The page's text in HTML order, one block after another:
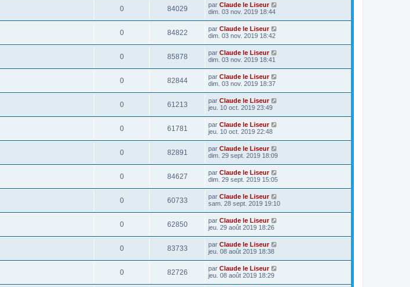
0 84029 par Claude le Liseur
dim. 03 nov. 2019 18:44
0 84822 par Claude le Liseur
dim. 03 nov. 2019 18:42
0 85878 par Claude le Liseur
dim. 03 nov. 2019 18:41
0 82844 par Claude le Liseur
dim. 03 nov. 2019 18:37
0 61213 par Claude le Liseur
jeu. 10 oct. 2019 23:49
0 61781 par Claude le Liseur
jeu. 10 oct. 2019 22:48
0 82891 par Claude le Liseur
dim. 29 sept. 2019 18:09
0 84627 par Claude le Liseur
dim. 29 sept. 2019 15:05
0 60733 par Claude le Liseur
sam. 28 sept. 2019 19:10
0 62850 par Claude le Liseur
jeu. 29 août 2019 18:26
0 83733 par Claude le Liseur
jeu. 08 août 2019 18:38
0 82726 par Claude le Liseur
jeu. 08 août 2019 18:29